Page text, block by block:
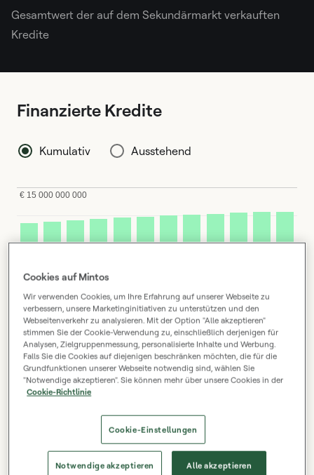
Gesamtwert der auf dem Sekundärmarkt verkauften
Kredite
Finanzierte Kredite
Kumulativ Ausstehend
2026
01
2026
05
€ 5 000 000 000
€ 15 000 000 000
Cookies auf Mintos
Wir verwenden Cookies, um Ihre Erfahrung auf unserer Webseite zu
verbessern, unsere Marketinginitiativen zu unterstützen und den
Webseitenverkehr zu analysieren. Mit der Option "Alle akzeptieren"
stimmen Sie der Cookie-Verwendung zu, einschließlich derjenigen für
Analysen, Zielgruppenmessung, personalisierte Inhalte und Werbung.
Falls Sie die Cookies auf diejenigen beschränken möchten, die für die
Grundfunktionen unserer Webseite notwendig sind, wählen Sie
"Notwendige akzeptieren". Sie können mehr über unsere Cookies in der
Cookie-Richtlinie
Cookie-Einstellungen
Notwendige akzeptieren Alle akzeptieren